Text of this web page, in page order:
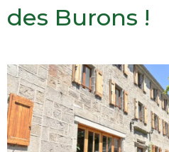
des Burons !